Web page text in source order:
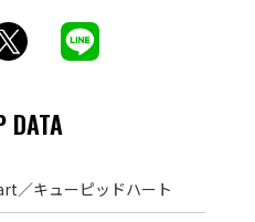
DATA
／キューピッドハート